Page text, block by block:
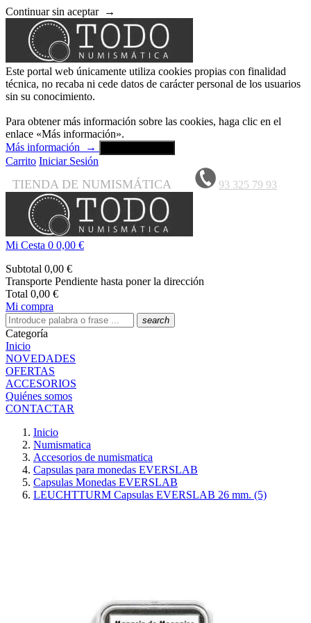
Continuar sin aceptar →
Este portal web únicamente utiliza cookies propias con finalidad
técnica, no recaba ni cede datos de carácter personal de los usuarios
sin su conocimiento.
Para obtener más información sobre las cookies, haga clic en el
enlace «Más información».
Más información
→
Carrito Iniciar Sesión
TIENDA DE NUMISMÁTICA 93 325 79 93
Mi Cesta 0 0,00 €
Subtotal 0,00 €
Transporte Pendiente hasta poner la dirección
Total 0,00 €
Mi compra
search
Categoría
Inicio
NOVEDADES
OFERTAS
ACCESORIOS
Quiénes somos
CONTACTAR
Inicio
Numismatica
Accesorios de numismatica
Capsulas para monedas EVERSLAB
Capsulas Monedas EVERSLAB
LEUCHTTURM Capsulas EVERSLAB 26 mm. (5)